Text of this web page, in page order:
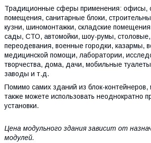
Традиционные сферы применения: офисы,
помещения, санитарные блоки,
кузни, шиномонтажки, складские
сады, СТО, автомойки, шоу-румы,
переодевания, военные городки, казармы,
медицинской помощи, лаборатории,
творчества, дома, дачи, мобильные
заводы и т.д.
Помимо самих зданий из блок-
также можете использовать неоднократно
установки.
Цена модульного здания зависит от
модулей.